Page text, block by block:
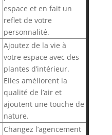
espace et en fait un
reflet de votre
personnalité.
Ajoutez de la vie à
votre espace avec des
plantes d’intérieur.
Elles améliorent la
qualité de l’air et
ajoutent une touche de
nature.
Changez l’agencement